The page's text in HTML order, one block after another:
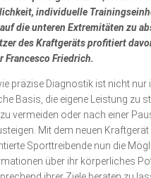
individuelle
die unteren Extremitäten zu
des Kraftgeräts profitiert
Francesco Friedrich.
präzise Diagnostik ist nicht
Basis, die eigene Leistung zu
vermeiden oder nach einer
Mit dem neuen Kraftgerät
Sporttreibende nun die
über ihr körperliches